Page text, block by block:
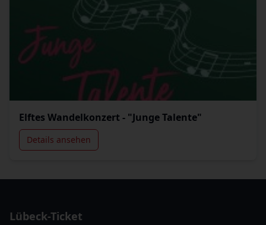
Elftes Wandelkonzert - "Junge Talente"
Details ansehen
Lübeck-Ticket